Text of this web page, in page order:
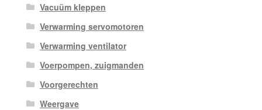
Vacuüm kleppen
Verwarming servomotoren
Verwarming ventilator
Voerpompen, zuigmanden
Voorgerechten
Weergave